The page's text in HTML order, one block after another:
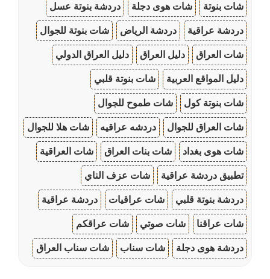
شات بنوتة شات هوى دجلة دردشة بنوتة عسل
دردشة عراقية دردشة الرياض شات بنوتة للجوال
شات العراق دليل العراق دليل العراق الدولي
دليل المواقع العربية شات بنوتة قلبي
شات بنوتة كول شات طموح للجوال
شات العراق للجوال دردشه عراقيه شات هلا للجوال
شات هوى بغداد شات بنات العراق شات العراقية
تطبيق دردشة عراقية شات عزف الناي
دردشة بنوتة قلبي شات عراقيات دردشة عراقية
شات عراقنا شات صوتي شات عراقكم
دردشة هوى دجلة شات سناب شات سناب العراق